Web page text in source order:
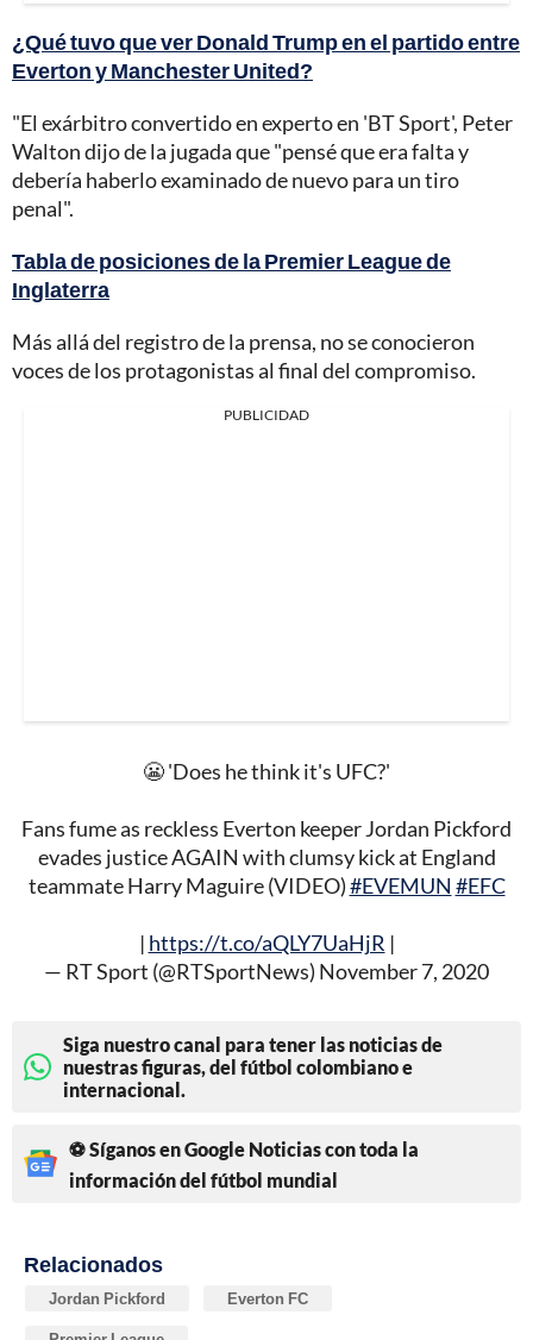
¿Qué tuvo que ver Donald Trump en el partido entre
Everton y Manchester United?
"El exárbitro convertido en experto en 'BT Sport', Peter
Walton dijo de la jugada que "pensé que era falta y
debería haberlo examinado de nuevo para un tiro
penal".
Tabla de posiciones de la Premier League de
Inglaterra
Más allá del registro de la prensa, no se conocieron
voces de los protagonistas al final del compromiso.
PUBLICIDAD
😬 'Does he think it's UFC?'
Fans fume as reckless Everton keeper Jordan Pickford
evades justice AGAIN with clumsy kick at England
teammate Harry Maguire (VIDEO)#EVEMUN #EFC
| https://t.co/aQLY7UaHjR |
— RT Sport (@RTSportNews) November 7, 2020
Siga nuestro canal para tener las noticias de
nuestras figuras, del fútbol colombiano e
internacional.
⚽ Síganos en Google Noticias con toda la
información del fútbol mundial
Relacionados
Jordan Pickford Everton FC